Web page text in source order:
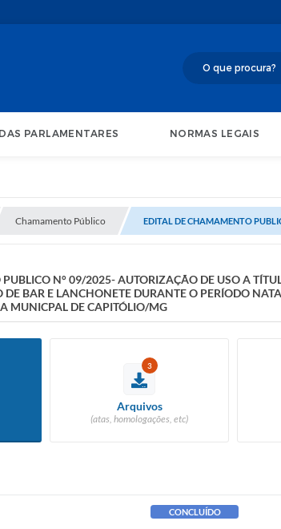
PARLAMENTARES NORMAS LEGAIS
Chamamento Público EDITAL DE CHAMAMENTO
N° 09/2025- AUTORIZAÇÃO DE USO A
DE BAR E LANCHONETE DURANTE O PERÍODO
MUNICPAL DE CAPITÓLIO/MG
3
Arquivos
(atas, homologações, etc)
CONCLUÍDO